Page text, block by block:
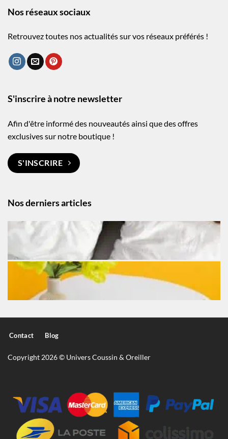
Nos réseaux sociaux
Retrouvez toutes nos actualités sur vos réseaux préférés !
Nos derniers articles
S'inscrire à notre newsletter
Afin d'être informé des nouveautés ainsi que des offres
exclusives sur notre boutique !
S'INSCRIRE
Contact Blog
Copyright 2026 © Univers Coussin & Oreiller